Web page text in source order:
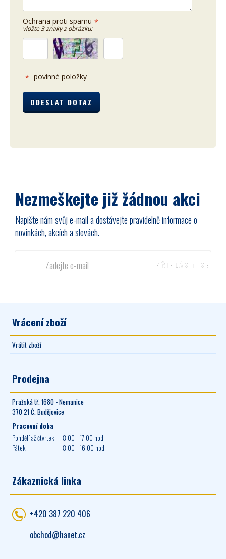
Ochrana proti spamu *
vložte 3 znaky z obrázku:
* povinné položky
Nezmeškejte již žádnou akci
Napište nám svůj e-mail a dostávejte pravidelně informace o
novinkách, akcích a slevách.
Vrácení zboží
Vrátit zboží
Prodejna
Pražská tř. 1680 - Nemanice
370 21 Č. Budějovice
Pracovní doba
Pondělí až čtvrtek
8.00 - 17.00 hod.
Pátek
8.00 - 16.00 hod.
Zákaznická linka
+420 387 220 406
obchod@hanet.cz